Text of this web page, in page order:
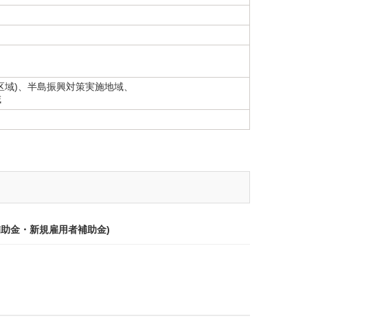
)、半島振興対策実施地域、
金・新規雇用者補助金)